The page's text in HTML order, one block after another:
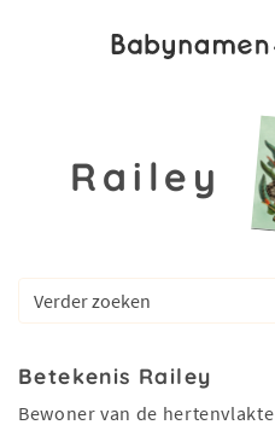
Railey
Betekenis Railey
Bewoner van de hertenvlakte